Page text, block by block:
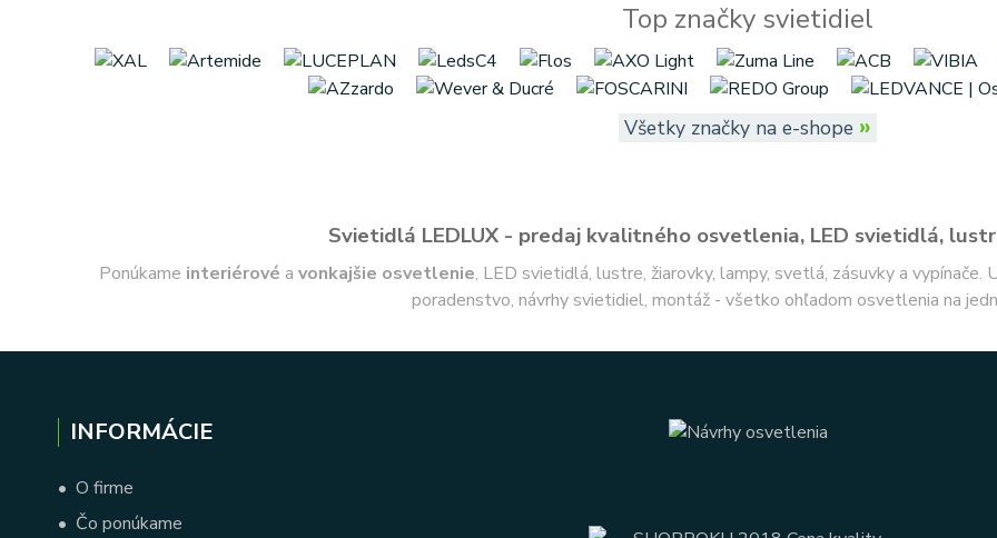
Top značky svietidiel
Všetky značky na e-shope »
Svietidlá LEDLUX - predaj kvalitného osvetlenia, LED svietidlá,
Ponúkame interiérové a vonkajšie osvetlenie, LED svietidlá, lustre, žiarovky, lampy, svetlá, zásuvky a
poradenstvo, návrhy svietidiel, montáž - všetko ohľadom osvetlenia na
INFORMÁCIE
• O firme
• Čo ponúkame